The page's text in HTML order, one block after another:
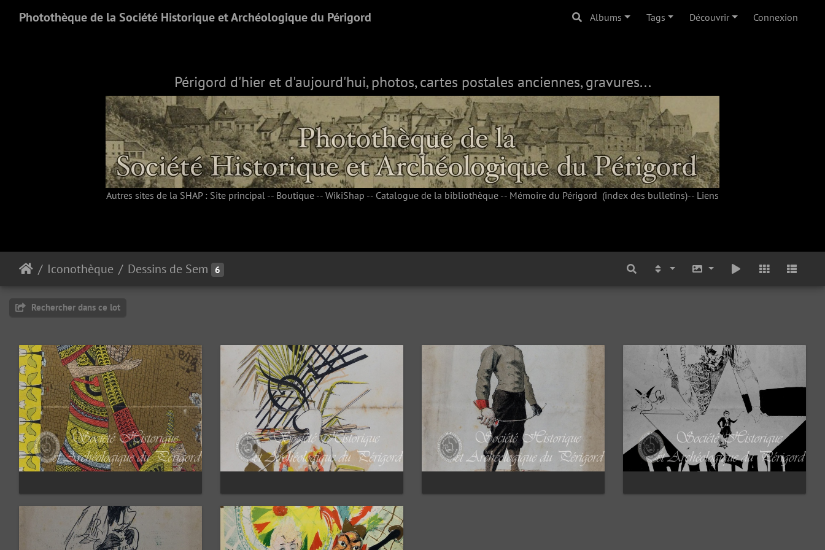
Photothèque de la Société Historique et Archéologique du Périgord Albums Tags Découvrir Connexion
Périgord d'hier et d'aujourd'hui, photos, cartes postales anciennes, gravures...
Autres sites de la SHAP : Site principal -- Boutique -- WikiShap -- Catalogue de la bibliothèque -- Mémoire du Périgord (index des bulletins)-- Liens
Iconothèque Dessins de Sem 6
Rechercher dans ce lot